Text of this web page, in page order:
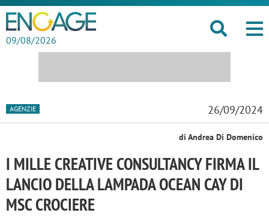
09/08/2026
AGENZIE 26/09/2024
di Andrea Di Domenico
I MILLE CREATIVE CONSULTANCY FIRMA IL
LANCIO DELLA LAMPADA OCEAN CAY DI
MSC CROCIERE